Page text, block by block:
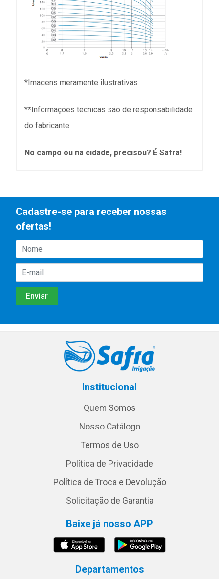
*Imagens meramente ilustrativas
**Informações técnicas são de responsabilidade
do fabricante
No campo ou na cidade, precisou? É Safra!
Cadastre-se para receber nossas
ofertas!
Institucional
Quem Somos
Nosso Catálogo
Termos de Uso
Política de Privacidade
Política de Troca e Devolução
Solicitação de Garantia
Baixe já nosso APP
Departamentos